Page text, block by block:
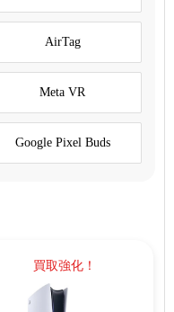
AirTag
Meta VR
Google Pixel Buds
買取強化！